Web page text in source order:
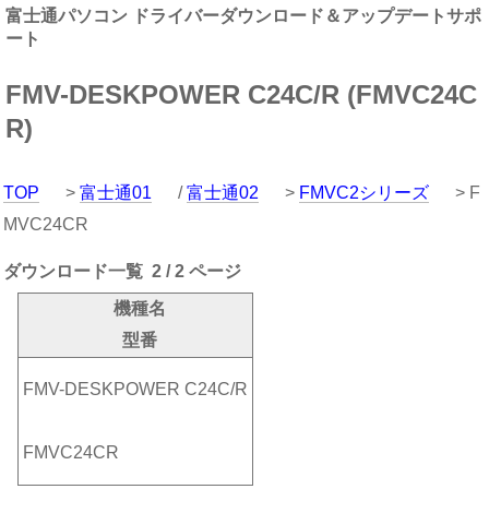
富士通パソコン ドライバーダウンロード＆アップデートサポ
ート
FMV-DESKPOWER C24C/R (FMVC24C
R)
TOP > 富士通01 /富士通02 > FMVC2シリーズ
> F
MVC24CR
ダウンロード一覧 2 / 2 ページ
機種名
型番
FMV-DESKPOWER C24C/R
FMVC24CR